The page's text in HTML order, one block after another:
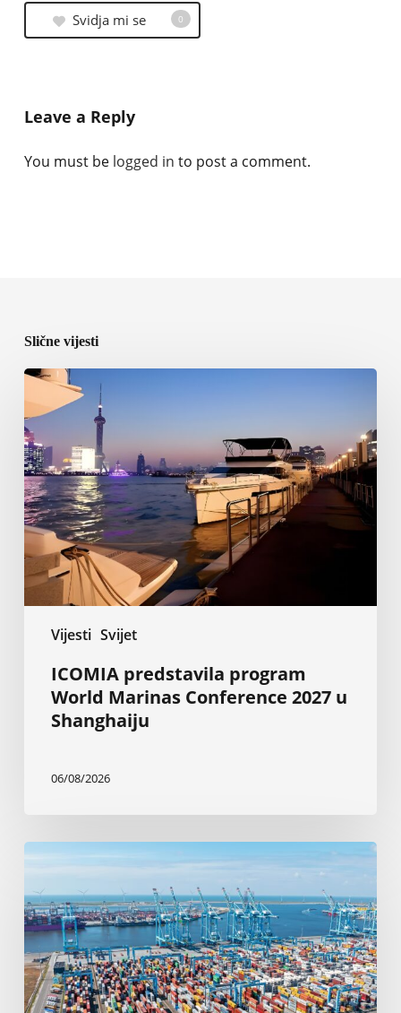
Svidja mi se 0
Leave a Reply
You must be logged in to post a comment.
Slične vijesti
Vijesti Svijet
ICOMIA
predstavila
program
World
Marinas
Conference
2027
u
Shanghaiju
ICOMIA predstavila program
World Marinas Conference 2027 u
Shanghaiju
06/08/2026
Rotterdam:
brodova
sa
obale
od
2030.
godine